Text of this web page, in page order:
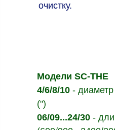
очистку.
Модели SC-THE
4/6/8/10 -
(")
06/09...24/30 -